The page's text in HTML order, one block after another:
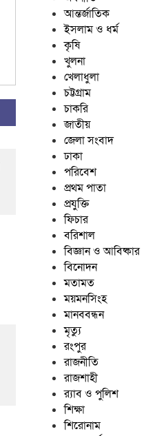
আন্তর্জাতিক
ইসলাম ও ধর্ম
কৃষি
খুলনা
খেলাধুলা
চট্টগ্রাম
চাকরি
জাতীয়
জেলা সংবাদ
ঢাকা
পরিবেশ
প্রথম পাতা
প্রযুক্তি
ফিচার
বরিশাল
বিজ্ঞান ও আবিষ্কার
বিনোদন
মতামত
ময়মনসিংহ
মানববন্ধন
মৃত্যু
রংপুর
রাজনীতি
রাজশাহী
র‍্যাব ও পুলিশ
শিক্ষা
শিরোনাম